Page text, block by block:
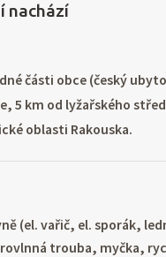
nachází
části obce (český
5 km od lyžařského
oblasti Rakouska.
(el. vařič, el. sporák,
trouba, myčka,